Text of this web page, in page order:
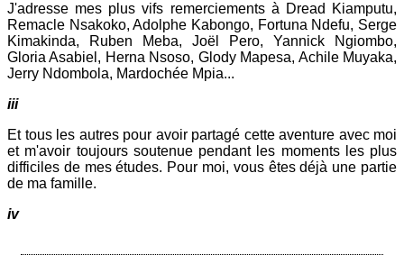
J'adresse mes plus vifs remerciements à Dread Kiamputu,
Remacle Nsakoko, Adolphe Kabongo, Fortuna Ndefu, Serge
Kimakinda, Ruben Meba, Joël Pero, Yannick Ngiombo,
Gloria Asabiel, Herna Nsoso, Glody Mapesa, Achile Muyaka,
Jerry Ndombola, Mardochée Mpia...
iii
Et tous les autres pour avoir partagé cette aventure avec moi
et m'avoir toujours soutenue pendant les moments les plus
difficiles de mes études. Pour moi, vous êtes déjà une partie
de ma famille.
iv